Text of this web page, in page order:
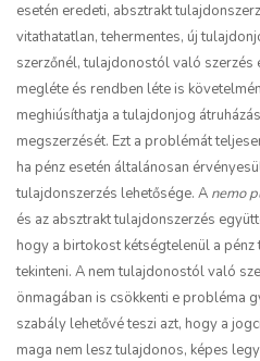
esetén eredeti, absztrakt
vitathatatlan, tehermentes, új
szerzőnél, tulajdonostól való szerzés
megléte és rendben léte is
meghiúsíthatja a tulajdonjog
megszerzését. Ezt a problémát
ha pénz esetén általánosan
tulajdonszerzés lehetősége. A nemo
és az absztrakt tulajdonszerzés
hogy a birtokost kétségtelenül a
tekinteni. A nem tulajdonostól való
önmagában is csökkenti e probléma
szabály lehetővé teszi azt, hogy a
maga nem lesz tulajdonos, képes